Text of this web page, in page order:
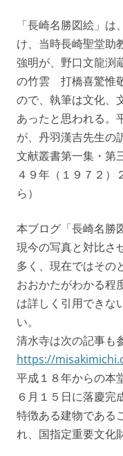
「長崎名勝図絵」
け、当時長崎聖堂
強明が、野口文龍渕
の竹雲 打橋喜驚惟
ので、執筆は文化、
あったと思われる。
が、丹羽漢吉先生の
文献叢書第一集・第
４９年（１９７２）
ら）
本ブログ「長崎名勝
現今の写真と対比さ
多く、現在ではその
おおかたがわかる程
は詳しく引用できな
い。
清水寺は次の記事
https://
平成１８年からの本
６月１５日に落慶完
特徴ある建物である
れ、国指定重要文化